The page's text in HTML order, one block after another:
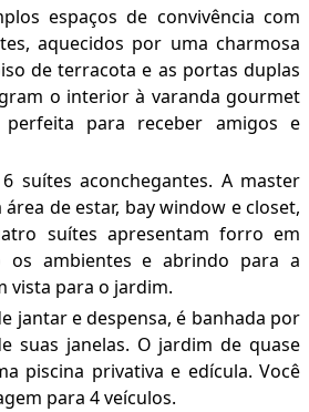
espaços de convivência com
aquecidos por uma charmosa
de terracota e as portas duplas
o interior à varanda gourmet
perfeita para receber amigos e
suítes aconchegantes. A master
de estar, bay window e closet,
suítes apresentam forro em
os ambientes e abrindo para a
vista para o jardim.
jantar e despensa, é banhada por
suas janelas. O jardim de quase
piscina privativa e edícula. Você
para 4 veículos.